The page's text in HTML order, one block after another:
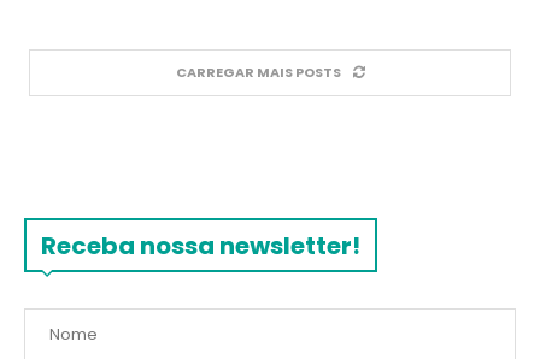
CARREGAR MAIS POSTS
Receba nossa newsletter!